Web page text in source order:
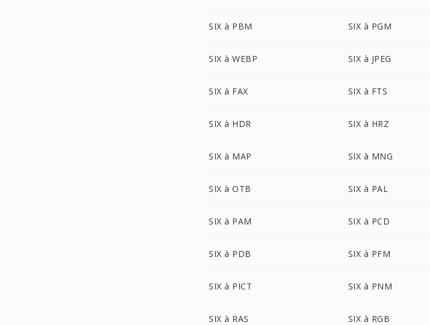
SIX à PBM SIX à PGM
SIX à WEBP SIX à JPEG
SIX à FAX SIX à FTS
SIX à HDR SIX à HRZ
SIX à MAP SIX à MNG
SIX à OTB SIX à PAL
SIX à PAM SIX à PCD
SIX à PDB SIX à PFM
SIX à PICT SIX à PNM
SIX à RAS SIX à RGB